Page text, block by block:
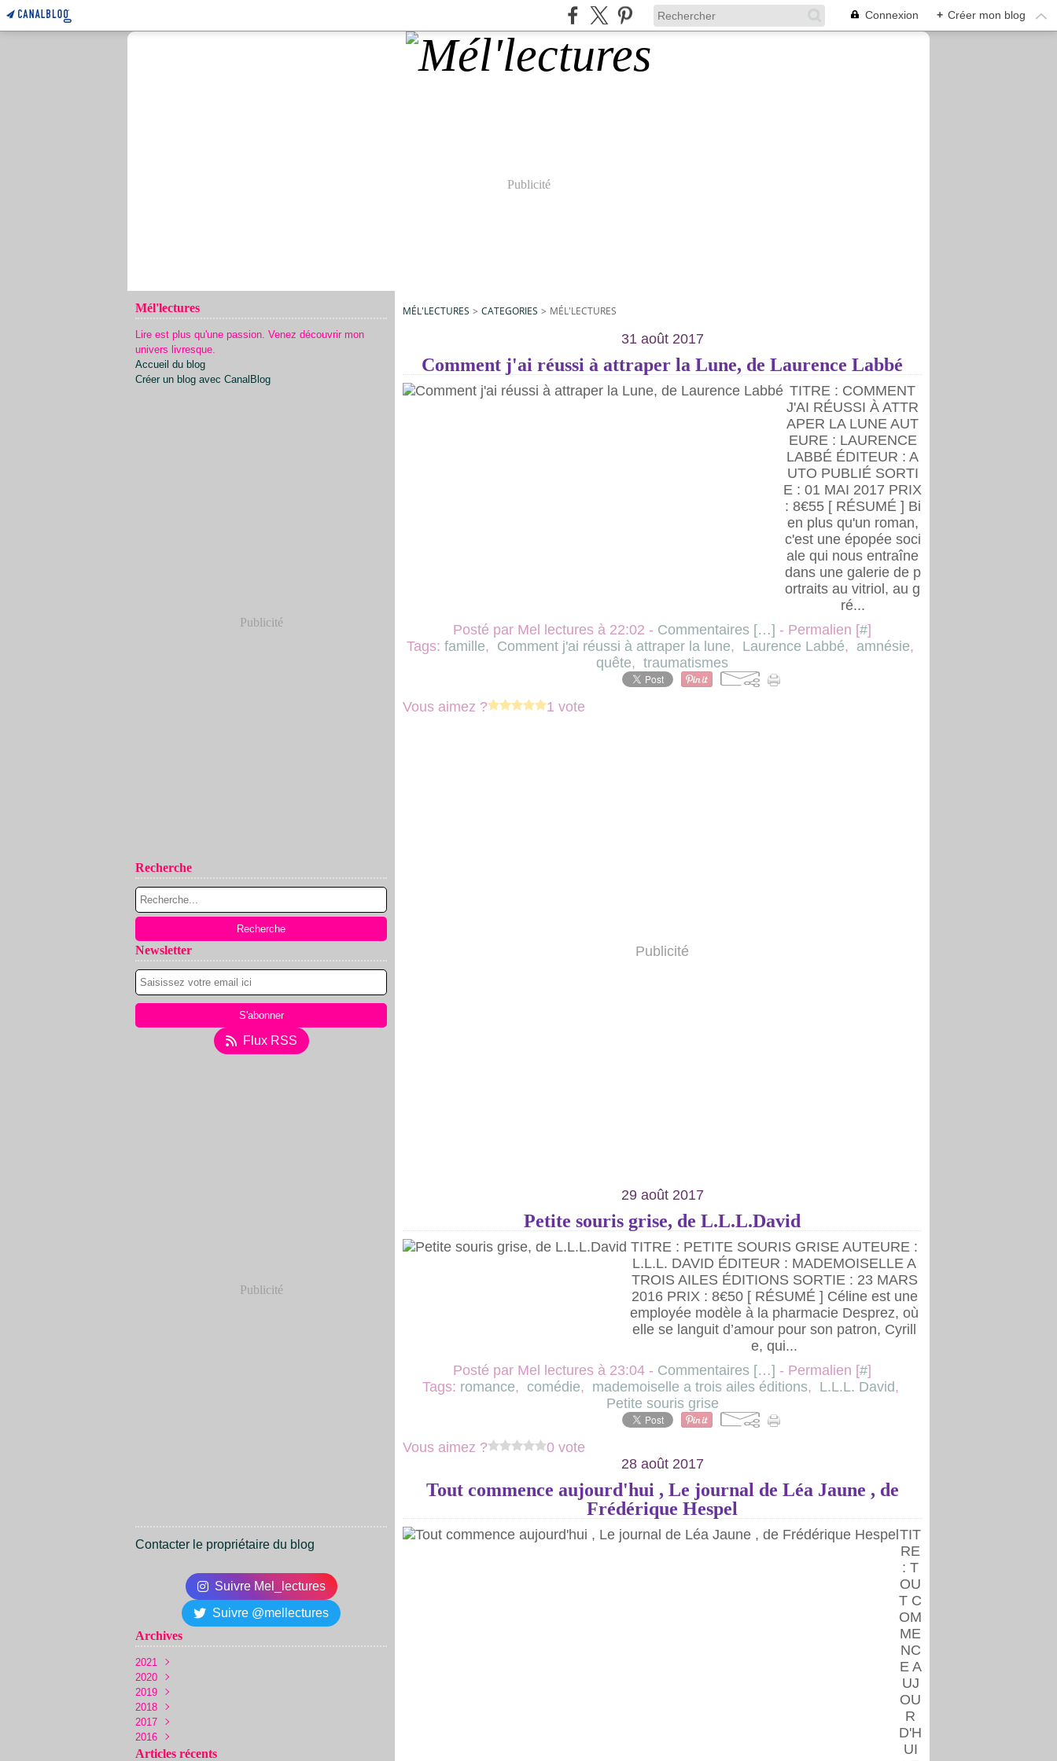
Connexion + Créer mon blog
Publicité
Mél'lectures
Lire est plus qu'une passion. Venez découvrir mon
univers livresque.
Accueil du blog
Créer un blog avec CanalBlog
Publicité
Recherche
Newsletter
Flux RSS
Publicité
Contacter le propriétaire du blog
Suivre Mel_lectures
Suivre @mellectures
Archives
2021
Juin
2020
Décembre
Novembre
Octobre
Juin
Mai(3)
2019
Novembre
Octobre
Septembre
Août(19)
2018
Décembre
Novembre
Octobre(24)
2017
Décembre
Novembre(36)
2016
Décembre(14)
Articles récents
MÉL'LECTURES > CATEGORIES > MÉL'LECTURES
31 août 2017
Comment j'ai réussi à attraper la Lune, de Laurence Labbé
TITRE : COMMENT
J'AI RÉUSSI À ATTR
APER LA LUNE AUT
EURE : LAURENCE
LABBÉ ÉDITEUR : A
UTO PUBLIÉ SORTI
E : 01 MAI 2017 PRIX
: 8€55 [ RÉSUMÉ ] Bi
en plus qu'un roman,
c'est une épopée soci
ale qui nous entraîne
dans une galerie de p
ortraits au vitriol, au g
ré...
Posté par Mel lectures à 22:02 - Commentaires […] - Permalien [#]
Tags: famille, Comment j'ai réussi à attraper la lune, Laurence Labbé, amnésie,
quête, traumatismes
Vous aimez ? 1 vote
Publicité
29 août 2017
Petite souris grise, de L.L.L.David
TITRE : PETITE SOURIS GRISE AUTEURE :
L.L.L. DAVID ÉDITEUR : MADEMOISELLE A
TROIS AILES ÉDITIONS SORTIE : 23 MARS
2016 PRIX : 8€50 [ RÉSUMÉ ] Céline est une
employée modèle à la pharmacie Desprez, où
elle se languit d’amour pour son patron, Cyrill
e, qui...
Posté par Mel lectures à 23:04 - Commentaires […] - Permalien [#]
Tags: romance, comédie, mademoiselle a trois ailes éditions, L.L.L. David,
Petite souris grise
Vous aimez ?
0 vote
28 août 2017
Tout commence aujourd'hui , Le journal de Léa Jaune , de
Frédérique Hespel
TIT
RE
: T
OU
T C
OM
ME
NC
E A
UJ
OU
R
D'H
UI